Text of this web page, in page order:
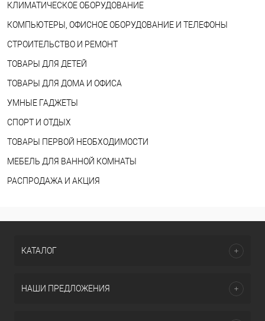
КЛИМАТИЧЕСКОЕ ОБОРУДОВАНИЕ
КОМПЬЮТЕРЫ, ОФИСНОЕ ОБОРУДОВАНИЕ И ТЕЛЕФОНЫ
СТРОИТЕЛЬСТВО И РЕМОНТ
ТОВАРЫ ДЛЯ ДЕТЕЙ
ТОВАРЫ ДЛЯ ДОМА И ОФИСА
УМНЫЕ ГАДЖЕТЫ
СПОРТ И ОТДЫХ
ТОВАРЫ ПЕРВОЙ НЕОБХОДИМОСТИ
МЕБЕЛЬ ДЛЯ ВАННОЙ КОМНАТЫ
РАСПРОДАЖА И АКЦИЯ
КАТАЛОГ
НАШИ ПРЕДЛОЖЕНИЯ